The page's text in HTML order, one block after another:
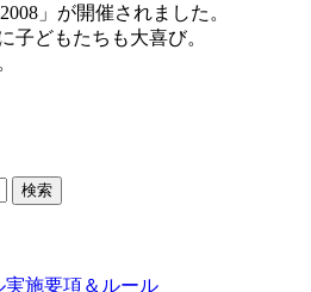
」が開催されました。
子どもたちも大喜び。
施要項＆ルール